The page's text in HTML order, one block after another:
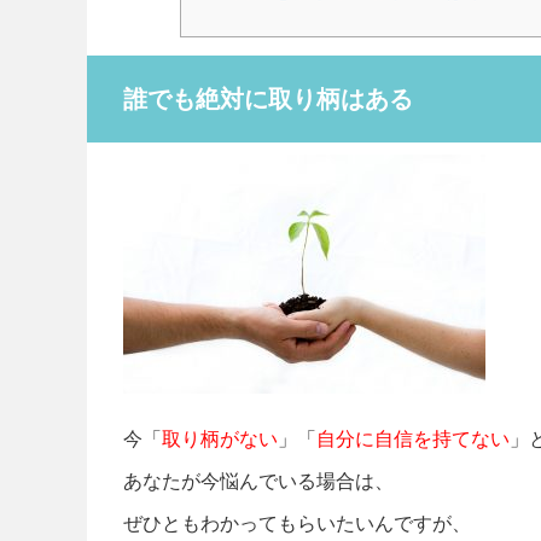
誰でも絶対に取り柄はある
今「 取り柄がない 」「 自分に自信を持てない 」
あなたが今悩んでいる場合は、
ぜひともわかってもらいたいんですが、